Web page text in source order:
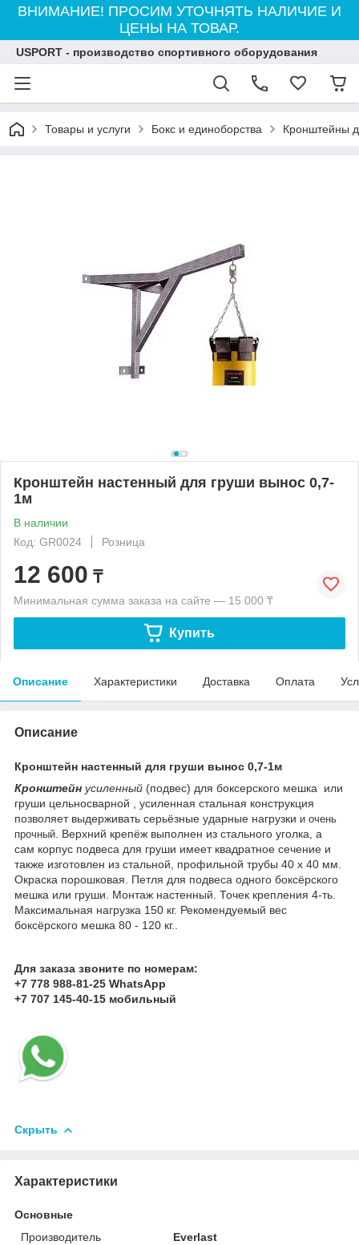
ВНИМАНИЕ! ПРОСИМ УТОЧНЯТЬ НАЛИЧИЕ И
ЦЕНЫ НА ТОВАР.
USPORT - производство спортивного оборудования
Товары и услуги Бокс и единоборства Кронштейны
Кронштейн настенный для груши вынос 0,7-
1м
В наличии
Код: GR0024
Розница
12 600 ₸
Минимальная сумма заказа на сайте — 15 000 ₸
Купить
Описание Характеристики Доставка Оплата
Описание
Кронштейн настенный для груши вынос 0,7-1м
Кронштейн усиленный (подвес) для боксерского мешка или
груши цельносварной , усиленная стальная конструкция
позволяет выдерживать серьёзные ударные нагрузки и очень
прочный . Верхний крепёж выполнен из стального уголка, а
сам корпус подвеса для груши имеет квадратное сечение и
также изготовлен из стальной, профильной трубы 40 х 40 мм.
Окраска порошковая. Петля для подвеса одного боксёрского
мешка или груши. Монтаж настенный. Точек крепления 4-ть.
Максимальная нагрузка 150 кг. Рекомендуемый вес
боксёрского мешка 80 - 120 кг..
Для заказа звоните по номерам:
+7 778 988-81-25 WhatsApp
+7 707 145-40-15 мобильный
Скрыть
Характеристики
Основные
Производитель
Everlast